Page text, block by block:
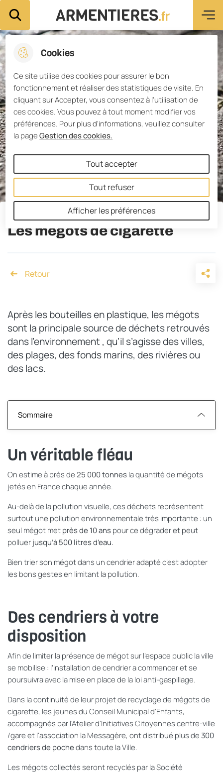
Cookies
Ce site utilise des cookies pour assurer le bon
fonctionnement et réaliser des statistiques de visite. En
cliquant sur Accepter, vous consentez à l'utilisation de
ces cookies. Vous pouvez à tout moment modifier vos
préférences. Pour plus d'informations, veuillez consulter
la pageGestion des cookies.
Afficher les préférences
Tout accepter
Tout refuser
menu
Aller à la
recherche
Aller au
contenu
principal
Consulter
site
Rechercher sur le site
Ville d'Armentières
Les mégots de cigarette
Accueil
Après les bouteilles en plastique, les mégots
sont la principale source de déchets retrouvés
dans l’environnement , qu’il s’agisse des villes,
des plages, des fonds marins, des rivières ou
des lacs.
Sommaire
Un véritable fléau
On estime à près de25 000 tonnesla quantité de mégots
jetés en France chaque année.
Au-delàde la pollution visuelle, ces déchets représentent
surtout une pollution environnementale très importante : un
seul mégot metprès de 10 anspour ce dégrader et peut
polluerjusqu’à 500 litres d’eau.
Bien trier son mégot dans un cendrier adapté c’est adopter
les bons gestes en limitant la pollution.
Des cendriers à votre
disposition
Afin de limiter la présence de mégot sur l’espace public la ville
se mobilise : l’installation de cendrier a commencer et se
poursuivra avec la mise en place de la loi anti-gaspillage.
Dans la continuité de leur projet de recyclage de mégots de
cigarette, les jeunes du Conseil Municipal d'Enfants,
accompagnés par l'Atelier d'Initiatives Citoyennes centre-ville
/gare et l'association la Messagère, ont distribué plus de 300
cendriers de pochedans toute la Ville.
Les mégots collectés seront recyclés par la Société